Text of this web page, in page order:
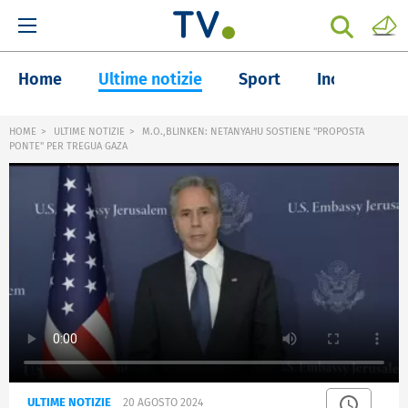
Home Ultime notizie Sport Inchieste
HOME ULTIME NOTIZIE
M.O.,BLINKEN: NETANYAHU SOSTIENE "PROPOSTA
PONTE" PER TREGUA GAZA
ULTIME NOTIZIE 20 AGOSTO 2024